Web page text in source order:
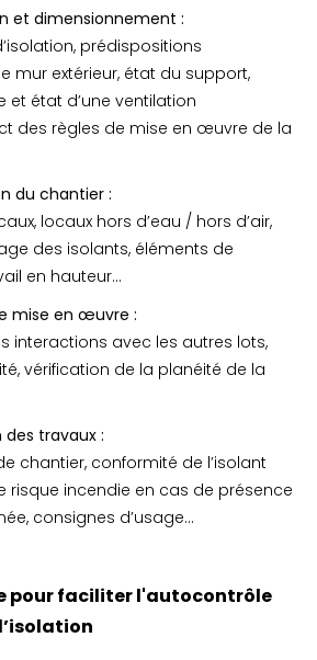
et dimensionnement :
prédispositions
mur extérieur, état du support,
et état d’une ventilation
des règles de mise en œuvre de la
du chantier :
locaux hors d’eau / hors d’air,
des isolants, éléments de
en hauteur…
mise en œuvre :
interactions avec les autres lots,
vérification de la planéité de la
travaux :
chantier, conformité de l’isolant
risque incendie en cas de présence
consignes d’usage…
pour faciliter l'autocontrôle